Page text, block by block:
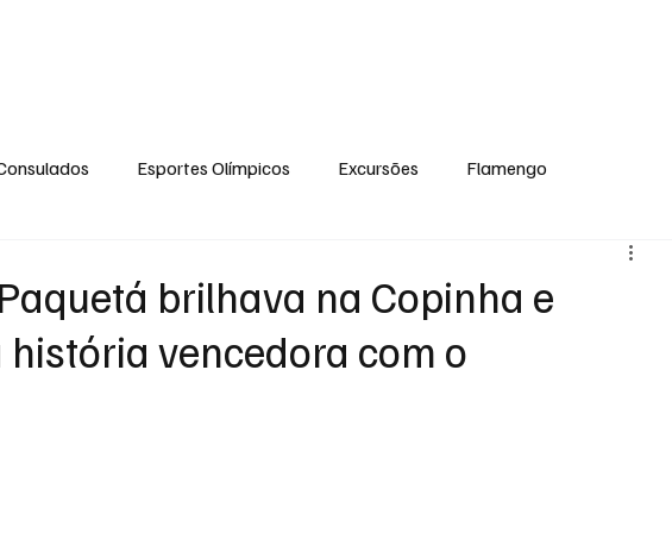
Esportes Olímpicos Excursões Flamengo
brilhava na Copinha e
vencedora com o